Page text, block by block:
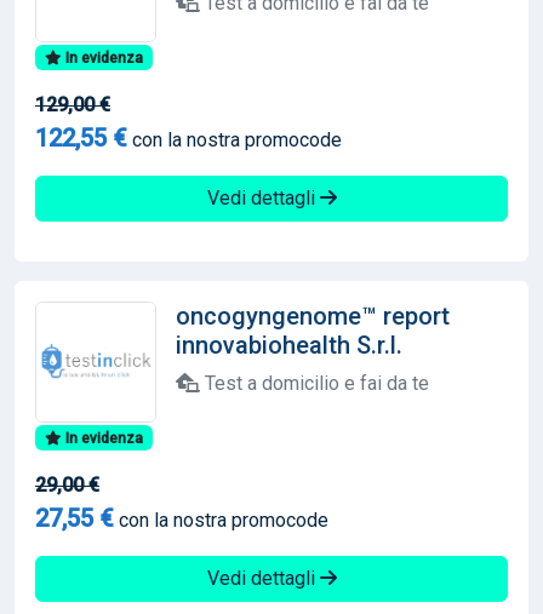
In evidenza
129,00 €
122,55 € con la nostra promocode
Vedi dettagli
oncogyngenome™ report
innovabiohealth S.r.l.
Test a domicilio e fai da te
In evidenza
29,00 €
27,55 € con la nostra promocode
Vedi dettagli